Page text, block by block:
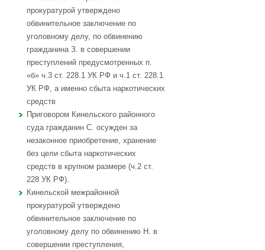
прокуратурой утверждено
обвинительное заключение по
уголовному делу, по обвинению
гражданина З. в совершении
преступлений предусмотренных п.
«б» ч.3 ст. 228.1 УК РФ и ч.1 ст. 228.1
УК РФ, а именно сбыта наркотических
средств
Приговором Кинельского районного
суда гражданин С. осужден за
незаконное приобретение, хранение
без цели сбыта наркотических
средств в крупном размере (ч.2 ст.
228 УК РФ).
Кинельской межрайонной
прокуратурой утверждено
обвинительное заключение по
уголовному делу по обвинению Н. в
совершении преступления,